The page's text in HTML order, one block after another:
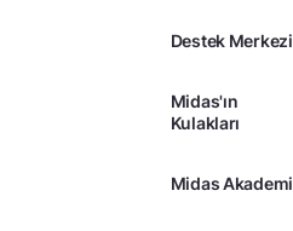
Destek Merkezi
Midas'ın
Kulakları
Midas Akademi